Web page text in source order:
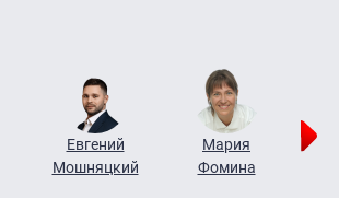
Евгений
Мошняцкий
Мария
Фомина